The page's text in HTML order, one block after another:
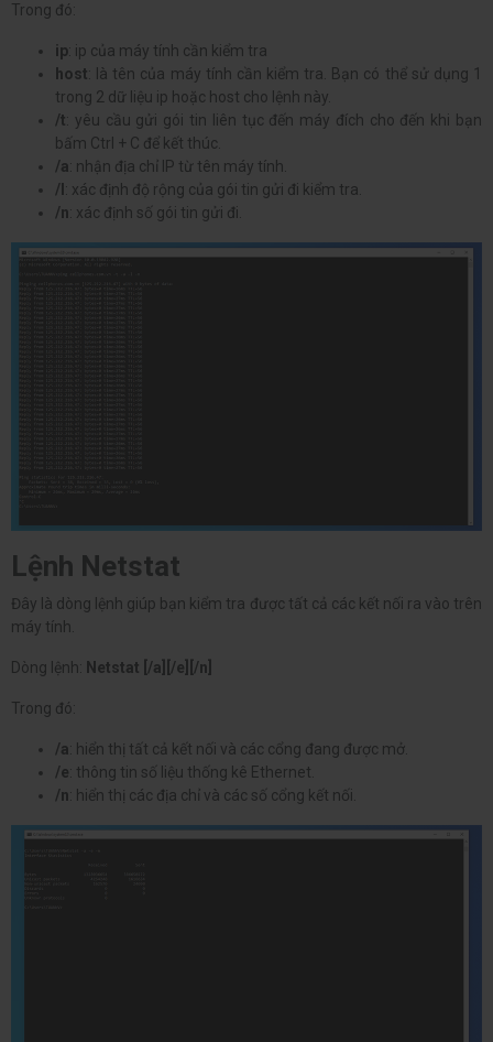
Trong đó:
ip: ip của máy tính cần kiểm tra
host: là tên của máy tính cần kiểm tra. Bạn có thể sử dụng 1
trong 2 dữ liệu ip hoặc host cho lệnh này.
/t: yêu cầu gửi gói tin liên tục đến máy đích cho đến khi bạn
bấm Ctrl + C để kết thúc.
/a: nhận địa chỉ IP từ tên máy tính.
/l : xác định độ rộng của gói tin gửi đi kiểm tra.
/n: xác định số gói tin gửi đi.
Lệnh Netstat
Đây là dòng lệnh giúp bạn kiểm tra được tất cả các kết nối ra vào trên
máy tính.
Dòng lệnh: Netstat [/a][/e][/n]
Trong đó:
/a: hiển thị tất cả kết nối và các cổng đang được mở.
/e: thông tin số liệu thống kê Ethernet.
/n: hiển thị các địa chỉ và các số cổng kết nối.